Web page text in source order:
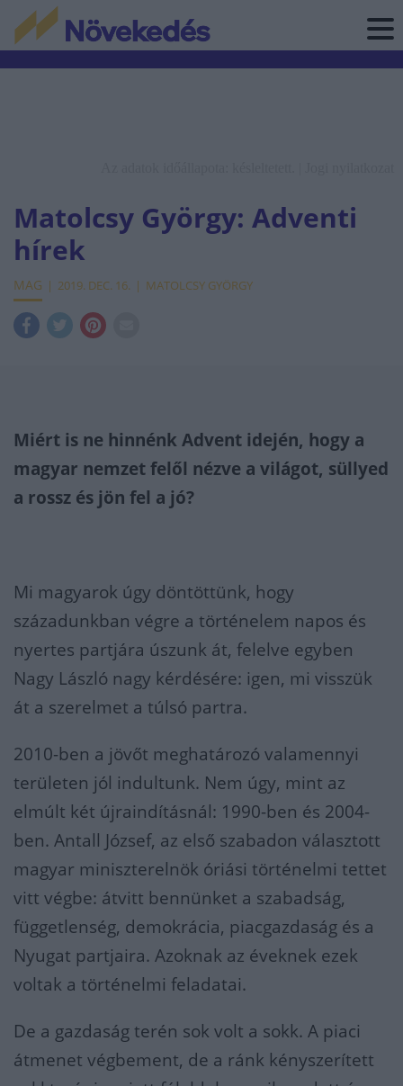
Matolcsy György: Adventi
hírek
MAG 2019. DEC. 16. MATOLCSY GYÖRGY
Miért is ne hinnénk Advent idején, hogy a
magyar nemzet felől nézve a világot, süllyed
a rossz és jön fel a jó?
Mi magyarok úgy döntöttünk, hogy
századunkban végre a történelem napos és
nyertes partjára úszunk át, felelve egyben
Nagy László nagy kérdésére: igen, mi visszük
át a szerelmet a túlsó partra.
2010-ben a jövőt meghatározó valamennyi
területen jól indultunk. Nem úgy, mint az
elmúlt két újraindításnál: 1990-ben és 2004-
ben. Antall József, az első szabadon választott
magyar miniszterelnök óriási történelmi tettet
vitt végbe: átvitt bennünket a szabadság,
függetlenség, demokrácia, piacgazdaság és a
Nyugat partjaira. Azoknak az éveknek ezek
voltak a történelmi feladatai.
De a gazdaság terén sok volt a sokk. A piaci
átmenet végbement, de a ránk kényszerített